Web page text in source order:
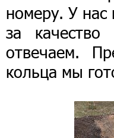
номеру. У нас
за
отвечаем.
кольца мы